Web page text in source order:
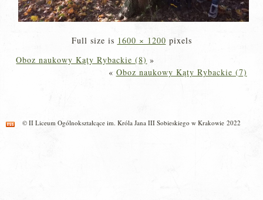
Full size is 1600 × 1200 pixels
Oboz naukowy Kąty Rybackie (8) »
« Oboz naukowy Kąty Rybackie (7)
© II Liceum Ogólnokształcące im. Króla Jana III Sobieskiego w Krakowie 2022